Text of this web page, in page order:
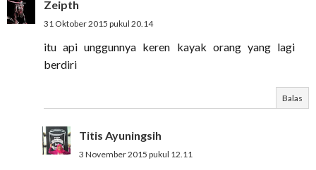
Zeipth
31 Oktober 2015 pukul 20.14
itu api unggunnya keren kayak orang yang lagi
berdiri
Balas
Titis Ayuningsih
3 November 2015 pukul 12.11